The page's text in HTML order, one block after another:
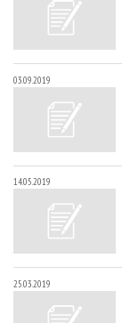
03.09.2019
14.05.2019
25.03.2019